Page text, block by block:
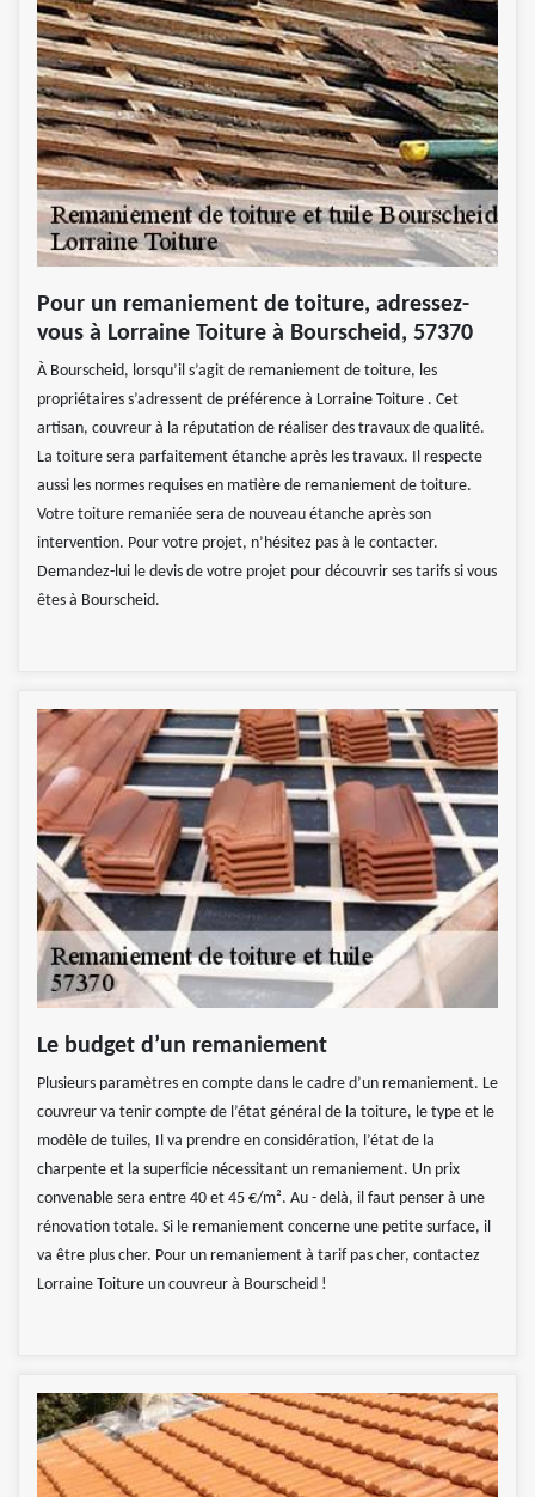
Pour un remaniement de toiture, adressez-
vous à Lorraine Toiture à Bourscheid, 57370
À Bourscheid, lorsqu’il s’agit de remaniement de toiture, les
propriétaires s’adressent de préférence à Lorraine Toiture . Cet
artisan, couvreur à la réputation de réaliser des travaux de qualité.
La toiture sera parfaitement étanche après les travaux. Il respecte
aussi les normes requises en matière de remaniement de toiture.
Votre toiture remaniée sera de nouveau étanche après son
intervention. Pour votre projet, n’hésitez pas à le contacter.
Demandez-lui le devis de votre projet pour découvrir ses tarifs si vous
êtes à Bourscheid.
Le budget d’un remaniement
Plusieurs paramètres en compte dans le cadre d’un remaniement. Le
couvreur va tenir compte de l’état général de la toiture, le type et le
modèle de tuiles, Il va prendre en considération, l’état de la
charpente et la superficie nécessitant un remaniement. Un prix
convenable sera entre 40 et 45 €/m². Au - delà, il faut penser à une
rénovation totale. Si le remaniement concerne une petite surface, il
va être plus cher. Pour un remaniement à tarif pas cher, contactez
Lorraine Toiture un couvreur à Bourscheid !